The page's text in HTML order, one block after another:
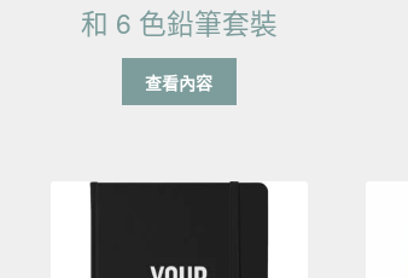
和 6 色鉛筆套裝
查看內容